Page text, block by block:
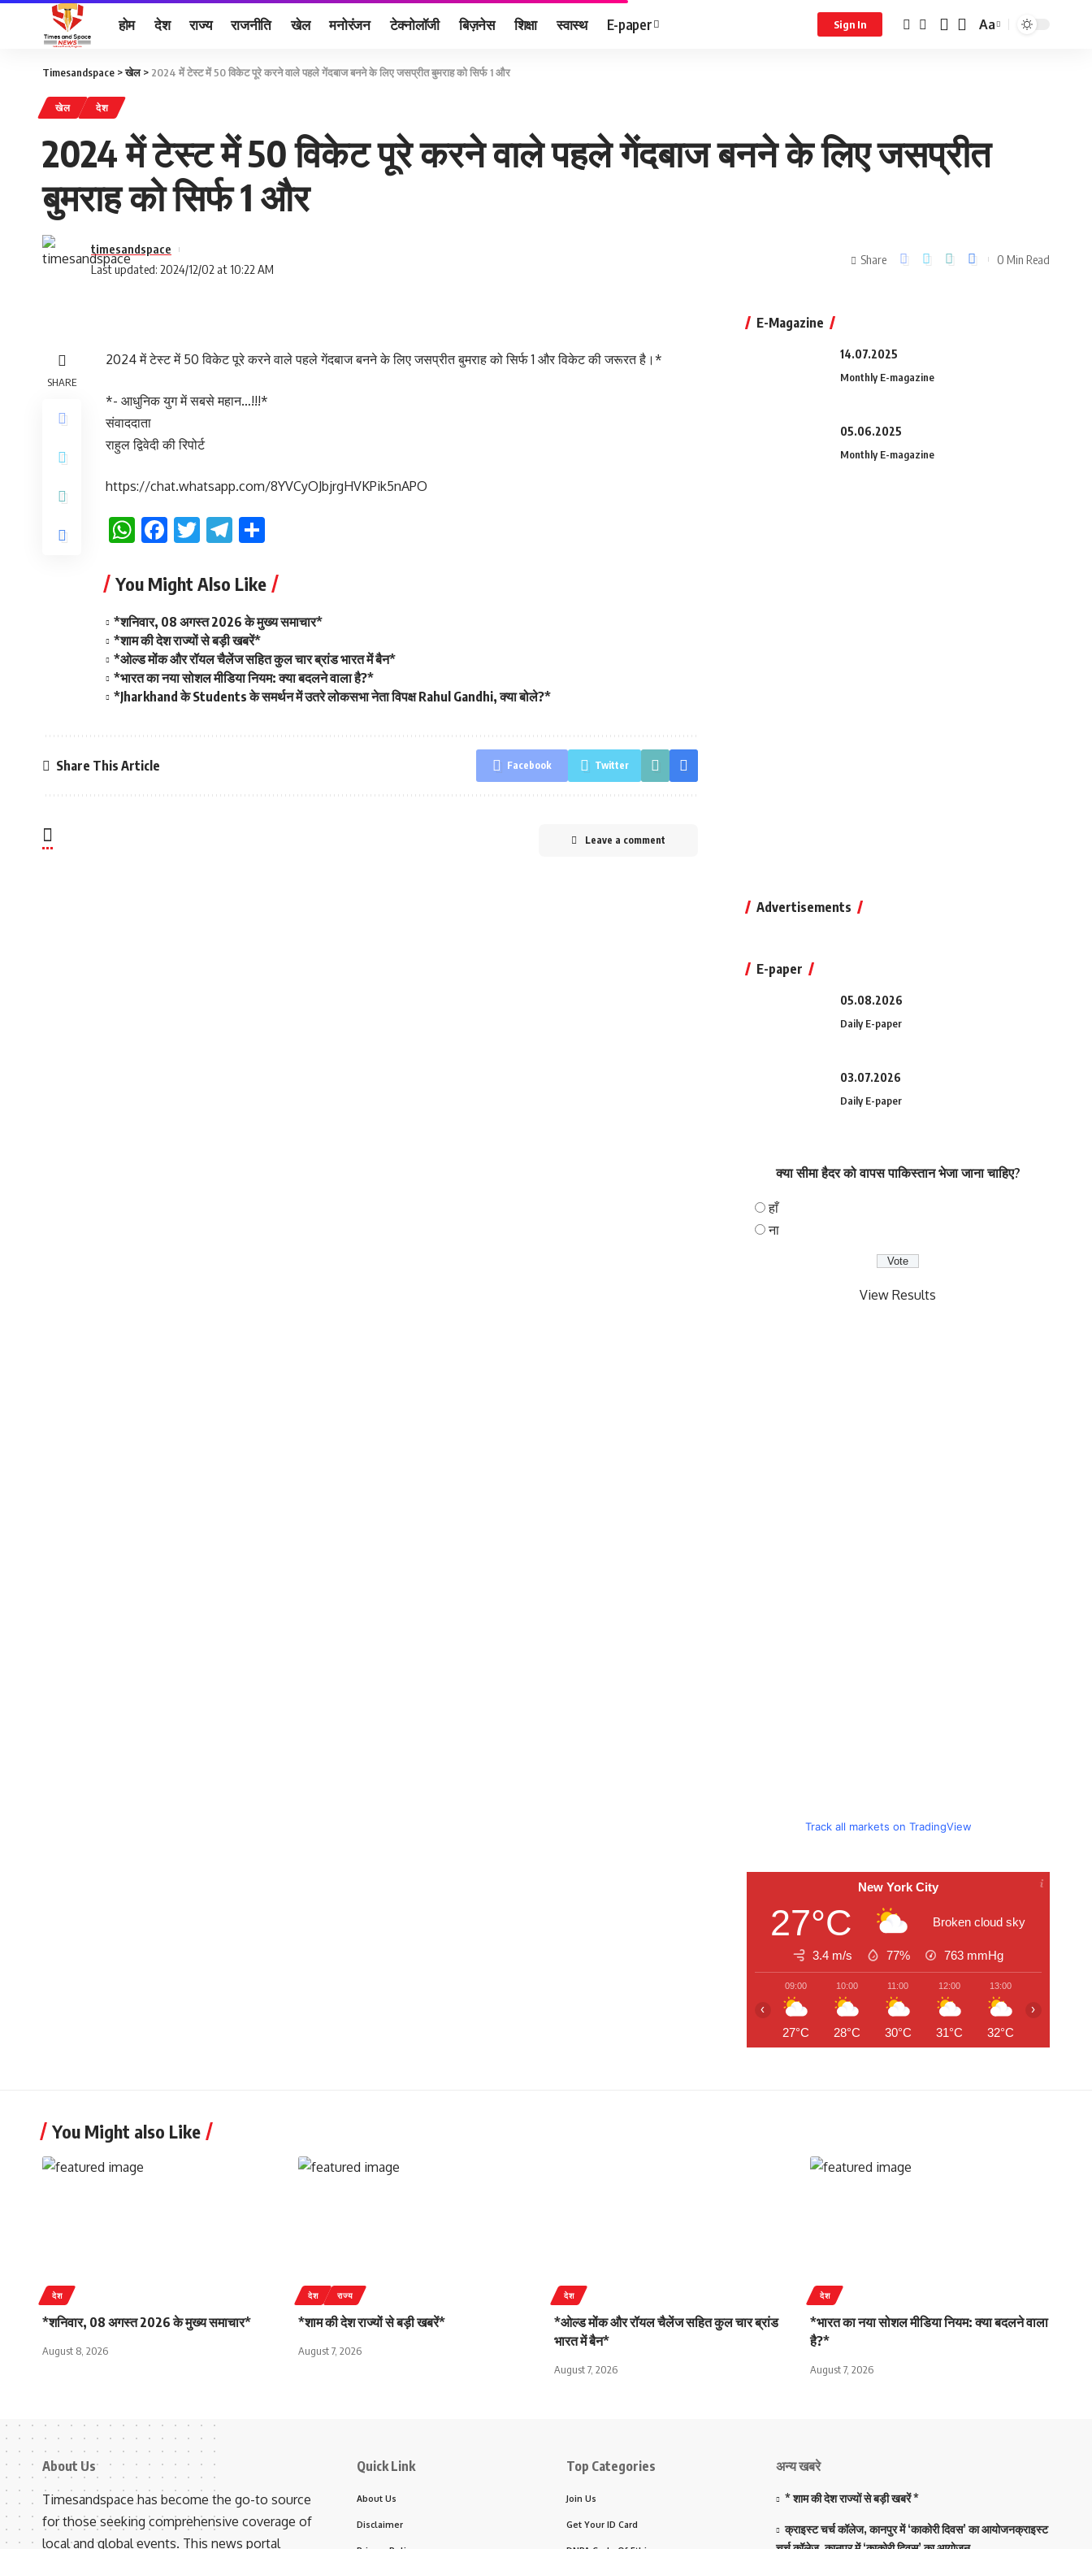
होम देश राज्य राजनीति खेल मनोरंजन टेक्नोलॉजी बिज़नेस शिक्षा स्वास्थ E-paper Sign In Aa
Timesandspace >खेल> 2024 में टेस्ट में 50 विकेट पूरे करने वाले पहले गेंदबाज बनने के लिए जसप्रीत बुमराह को सिर्फ 1 और
खेल देश
2024 में टेस्ट में 50 विकेट पूरे करने वाले पहले गेंदबाज बनने के लिए जसप्रीत
बुमराह को सिर्फ 1 और
Last updated: 2024/12/02 at 10:22 AM
timesandspace
Share 0 Min Read
SHARE
2024 में टेस्ट में 50 विकेट पूरे करने वाले पहले गेंदबाज बनने के लिए जसप्रीत बुमराह को सिर्फ 1 और विकेट की जरूरत है।*
*- आधुनिक युग में सबसे महान…!!!*
संवाददाता
राहुल द्विवेदी की रिपोर्ट
https://chat.whatsapp.com/8YVCyOJbjrgHVKPik5nAPO
WhatsApp
Facebook
TwitterTelegram
You Might Also Like
*शनिवार, 08 अगस्त 2026 के मुख्य समाचार*
*शाम की देश राज्यों से बड़ी खबरें*
*ओल्ड मोंक और रॉयल चैलेंज सहित कुल चार ब्रांड भारत में बैन*
*भारत का नया सोशल मीडिया नियम: क्या बदलने वाला है?*
*Jharkhand के Students के समर्थन में उतरे लोकसभा नेता विपक्ष Rahul Gandhi, क्या बोले?*
Share This Article Facebook Twitter
Leave a comment
E-Magazine
14.07.2025
Monthly E-magazine
05.06.2025
Monthly E-magazine
Advertisements
E-paper
05.08.2026
Daily E-paper
03.07.2026
Daily E-paper
क्या सीमा हैदर को वापस पाकिस्तान भेजा जाना चाहिए?
हाँ
ना
View Results
Track all markets on TradingView
New York City
27°C Broken cloud sky
3.4 m/s 77% 763 mmHg
09:00
27°C
10:00
28°C
11:00
30°C
12:00
31°C
13:00
32°C
‹ ›
You Might also Like
देश
*शनिवार, 08 अगस्त 2026 के मुख्य समाचार*
August 8, 2026
देश राज्य
*शाम की देश राज्यों से बड़ी खबरें*
August 7, 2026
देश
*ओल्ड मोंक और रॉयल चैलेंज सहित कुल चार ब्रांड
भारत में बैन*
August 7, 2026
देश
*भारत का नया सोशल मीडिया नियम: क्या बदलने वाला
है?*
August 7, 2026
About Us
Timesandspace has become the go-to source
for those seeking comprehensive coverage of
local and global events. This news portal
Quick Link
About Us
Disclaimer
Top Categories
Join Us
Get Your ID Card
अन्य खबरे
* शाम की देश राज्यों से बड़ी खबरें *
क्राइस्ट चर्च कॉलेज, कानपुर में ‘काकोरी दिवस’ का आयोजनक्राइस्ट